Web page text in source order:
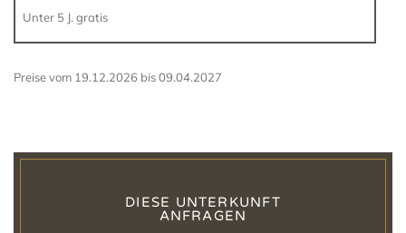
Unter 5 J. gratis
Preise vom 19.12.2026 bis 09.04.2027
DIESE UNTERKUNFT
ANFRAGEN